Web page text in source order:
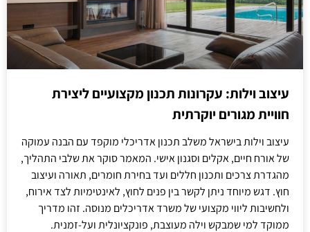
עיצוב וילות: עקרונות תכנון מקצועיים ליצירת
חוויית מגורים יוקרתית
עיצוב וילות בישראל משלב תכנון אדריכלי מוקפד עם הבנה עמוקה
של אורח חיים, אקלים וסגנון אישי. המאמר סוקר את שלבי התהליך,
מהגדרת צרכים ותכנון חללים ועד בחירת חומרים, תאורה ועיצוב
חוץ. דגש מיוחד ניתן לקשר בין פנים לחוץ, לאינטימיות לצד אירוח,
ולחשיבות ליווי מקצועי של משרד אדריכלים מנוסה. זהו מדריך
ממוקד למי שמבקש וילה מעוצבת, פונקציונלית ועל-זמנית.